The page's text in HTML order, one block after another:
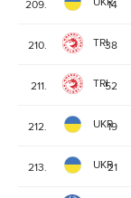
209. 14
210. TRI38
211. TRI52
212. UKR19
213. UKR21